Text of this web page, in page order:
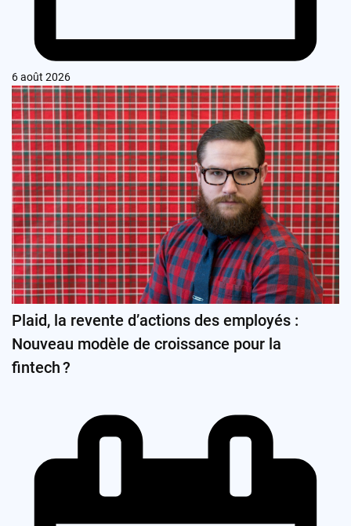
6 août 2026
Plaid, la revente d’actions des employés :
Nouveau modèle de croissance pour la
fintech ?